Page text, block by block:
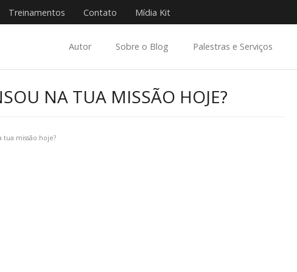
Treinamentos Contato Mídia Kit
Autor Sobre o Blog Palestras e Serviços
NA TUA MISSÃO HOJE?
tua missão hoje?